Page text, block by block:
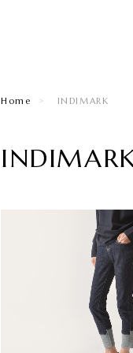
Home INDIMARK